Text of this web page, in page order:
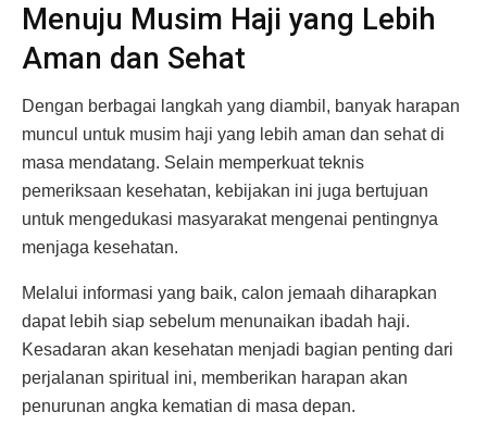
Menuju Musim Haji yang Lebih
Aman dan Sehat
Dengan berbagai langkah yang diambil, banyak harapan
muncul untuk musim haji yang lebih aman dan sehat di
masa mendatang. Selain memperkuat teknis
pemeriksaan kesehatan, kebijakan ini juga bertujuan
untuk mengedukasi masyarakat mengenai pentingnya
menjaga kesehatan.
Melalui informasi yang baik, calon jemaah diharapkan
dapat lebih siap sebelum menunaikan ibadah haji.
Kesadaran akan kesehatan menjadi bagian penting dari
perjalanan spiritual ini, memberikan harapan akan
penurunan angka kematian di masa depan.